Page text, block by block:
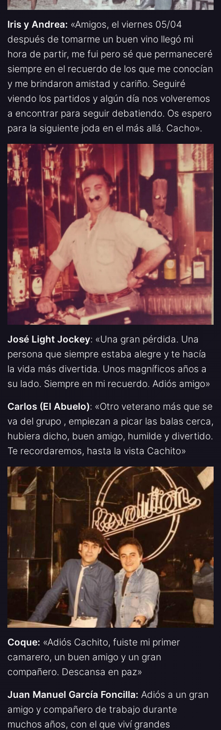
Iris y Andrea: «Amigos, el viernes 05/04
después de tomarme un buen vino llegó mi
hora de partir, me fui pero sé que permaneceré
siempre en el recuerdo de los que me conocían
y me brindaron amistad y cariño. Seguiré
viendo los partidos y algún día nos volveremos
a encontrar para seguir debatiendo. Os espero
para la siguiente joda en el más allá. Cacho».
José Light Jockey: «Una gran pérdida. Una
persona que siempre estaba alegre y te hacía
la vida más divertida. Unos magníficos años a
su lado. Siempre en mi recuerdo. Adiós amigo»
Carlos (El Abuelo): «Otro veterano más que se
va del grupo , empiezan a picar las balas cerca,
hubiera dicho, buen amigo, humilde y divertido.
Te recordaremos, hasta la vista Cachito»
Coque: «Adiós Cachito, fuiste mi primer
camarero, un buen amigo y un gran
compañero. Descansa en paz»
Juan Manuel García Foncilla: Adiós a un gran
amigo y compañero de trabajo durante
muchos años, con el que viví grandes